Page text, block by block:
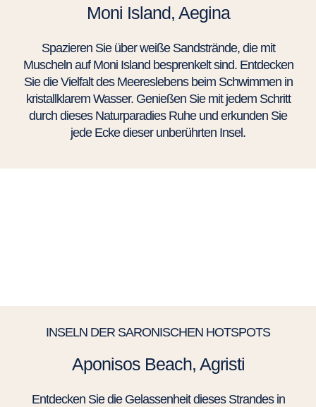
Moni Island, Aegina
Spazieren Sie über weiße Sandstrände, die mit
Muscheln auf Moni Island besprenkelt sind. Entdecken
Sie die Vielfalt des Meereslebens beim Schwimmen in
kristallklarem Wasser. Genießen Sie mit jedem Schritt
durch dieses Naturparadies Ruhe und erkunden Sie
jede Ecke dieser unberührten Insel.
INSELN DER SARONISCHEN HOTSPOTS
Aponisos Beach, Agristi
Entdecken Sie die Gelassenheit dieses Strandes in